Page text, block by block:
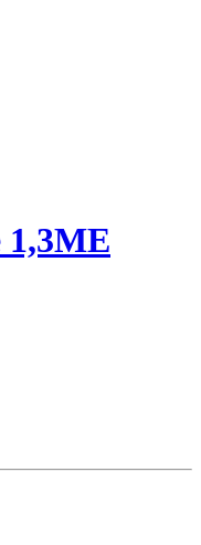
1,3ME